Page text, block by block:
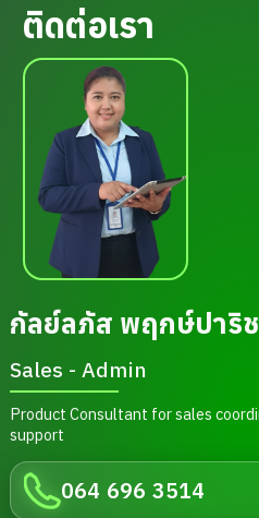
ติดต่อเรา
กัลย์ลภัส พฤกษ์ปาริ
Sales - Admin
Product Consultant for sales
support
064 696 3514